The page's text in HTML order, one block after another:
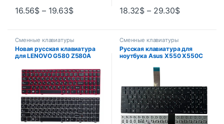
16.56$ – 19.63$ 18.32$ – 29.30$
Сменные клавиатуры
Новая русская клавиатура
для LENOVO G580 Z580A
клавиатура ноутбука
Сменные клавиатуры
Русская клавиатура для
ноутбука Asus X550 X550C
Y581 X550V X552C X550VC
F501 F501A F501U Y582 S550